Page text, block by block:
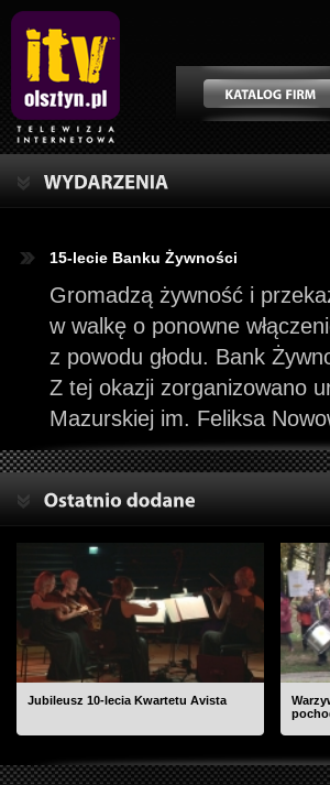
15-lecie Banku Żywności
Gromadzą żywność i
w walkę o ponowne
z powodu głodu. Bank
Z tej okazji zorganizowano
Mazurskiej im. Feliksa
Jubileusz 10-lecia Kwartetu Avista